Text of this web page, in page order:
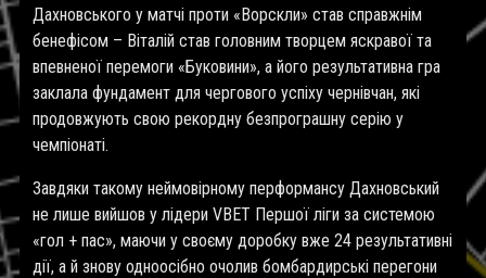
Дахновського у матчі проти «Ворскли» став справжнім
бенефісом – Віталій став головним творцем яскравої та
впевненої перемоги «Буковини», а його результативна гра
заклала фундамент для чергового успіху чернівчан, які
продовжують свою рекордну безпрограшну серію у
чемпіонаті.
Завдяки такому неймовірному перформансу Дахновський
не лише вийшов у лідери VBET Першої ліги за системою
«гол + пас», маючи у своєму доробку вже 24 результативні
дії, а й знову одноосібно очолив бомбардирські перегони